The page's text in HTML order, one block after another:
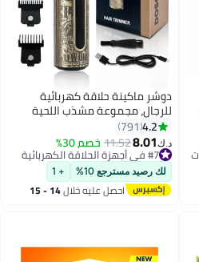
دوشر ماكينة حلاقة كهربائية
للرجال، مجموعة مشذب اللحية
حلاقة للرجال ببطارية قابلة لإعادة
الشحن 2000mAh
4.2
791
د.ك‏8.01
11.52خصم 30%
#7 في أجهزة الحلاقة الكهربائية
#7 في أجهزة الحلاقة الكهربائية
لك رصيد مسترجع 10% + 1
احصل عليه خلال 14 - 15